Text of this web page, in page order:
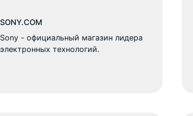
SONY.COM
Sony - официальный магазин лидера
электронных технологий.